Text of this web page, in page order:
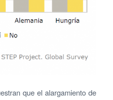
que el alargamiento de